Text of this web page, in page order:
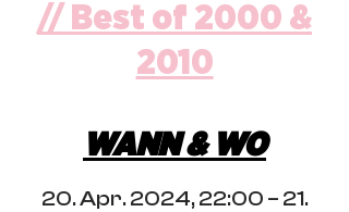
// Best of 2000 &
2010
WANN & WO
20. Apr. 2024, 22:00 – 21.